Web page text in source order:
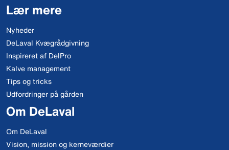
Lær mere
Nyheder
DeLaval Kvægrådgivning
Inspireret af DelPro
Kalve management
Tips og tricks
Udfordringer på gården
Om DeLaval
Om DeLaval
Vision, mission og kerneværdier